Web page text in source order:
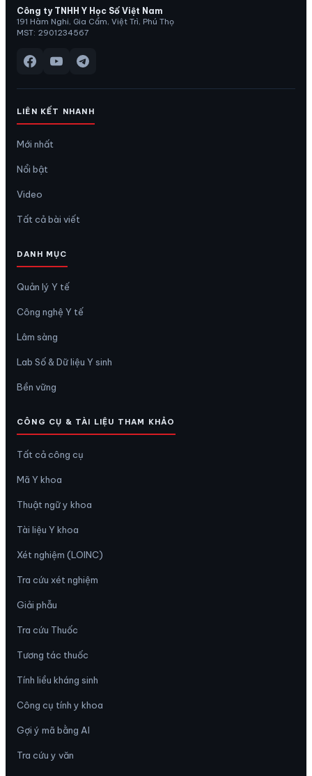
Công ty TNHH Y Học Số Việt Nam
191 Hàm Nghi, Gia Cẩm, Việt Trì, Phú Thọ
MST: 2901234567
LIÊN KẾT NHANH
Mới nhất
Nổi bật
Video
Tất cả bài viết
DANH MỤC
Quản lý Y tế
Công nghệ Y tế
Lâm sàng
Lab Số & Dữ liệu Y sinh
Bền vững
CÔNG CỤ & TÀI LIỆU THAM KHẢO
Tất cả công cụ
Mã Y khoa
Thuật ngữ y khoa
Tài liệu Y khoa
Xét nghiệm (LOINC)
Tra cứu xét nghiệm
Giải phẫu
Tra cứu Thuốc
Tương tác thuốc
Tính liều kháng sinh
Công cụ tính y khoa
Gợi ý mã bằng AI
Tra cứu y văn